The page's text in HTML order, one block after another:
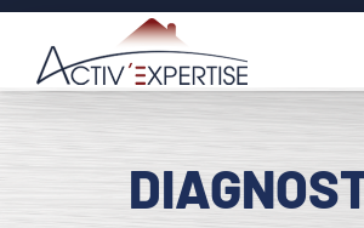
Passer
contenu